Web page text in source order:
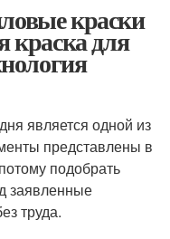
краски
краска для
является одной из
представлены в
подобрать
заявленные
труда.